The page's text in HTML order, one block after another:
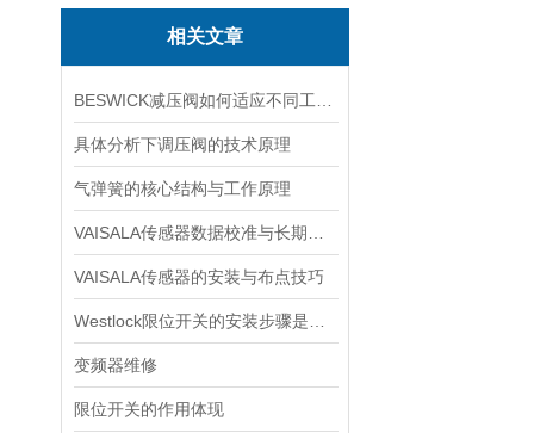
相关文章
具体分析下调压阀的技术原理
气弹簧的核心结构与工作原理
VAISALA传感器的安装与布点技巧
变频器维修
限位开关的作用体现